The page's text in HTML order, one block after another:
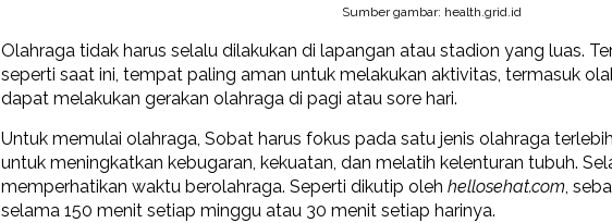
Sumber gambar: health.grid.id
Olahraga tidak harus selalu dilakukan di lapangan atau stadion yang luas.
seperti saat ini, tempat paling aman untuk melakukan aktivitas, termasuk
dapat melakukan gerakan olahraga di pagi atau sore hari.
Untuk memulai olahraga, Sobat harus fokus pada satu jenis olahraga
untuk meningkatkan kebugaran, kekuatan, dan melatih kelenturan tubuh.
memperhatikan waktu berolahraga. Seperti dikutip oleh hellosehat.com,
selama 150 menit setiap minggu atau 30 menit setiap harinya.